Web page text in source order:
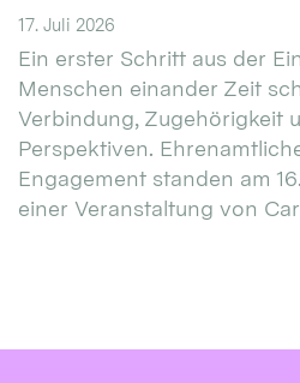
17. Juli 2026
Ein erster Schritt aus der
Menschen einander Zeit
Verbindung, Zugehörigkeit
Perspektiven.
Engagement standen am
einer Veranstaltung von